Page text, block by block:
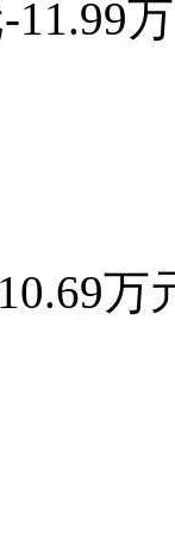
11.99
万